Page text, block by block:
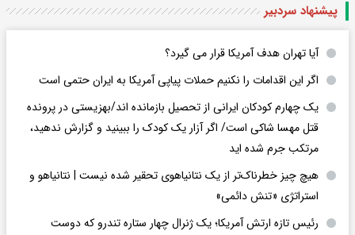
پیشنهاد سردبیر
آیا تهران هدف آمریکا قرار می گیرد؟
اگر این اقدامات را نکنیم حملات پیاپی آمریکا به ایران حتمی است
یک چهارم کودکان ایرانی از تحصیل بازمانده اند/بهزیستی در پرونده
قتل مهسا شاکی است/ اگر آزار یک کودک را ببینید و گزارش ندهید،
مرتکب جرم شده اید
هیچ چیز خطرناک‌تر از یک نتانیاهوی تحقیر شده نیست | نتانیاهو و
استراتژی «تنش دائمی»
رئیس تازه ارتش آمریکا؛ یک ژنرال چهار ستاره تندرو که دوست